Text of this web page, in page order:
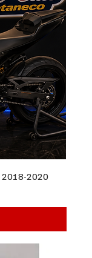
2018-2020